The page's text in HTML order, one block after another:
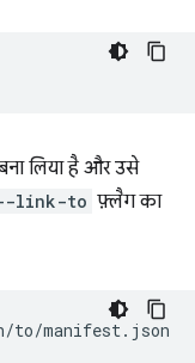
लिया है और उसे
link-to फ़्लैग का